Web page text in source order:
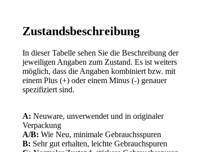
Zustandsbeschreibung
In dieser Tabelle sehen Sie die Beschreibung der
jeweiligen Angaben zum Zustand. Es ist weiters
möglich, dass die Angaben kombiniert bzw. mit
einem Plus (+) oder einem Minus (-) genauer
spezifiziert sind.
A: Neuware, unverwendet und in originaler
Verpackung
A/B: Wie Neu, minimale Gebrauchsspuren
B: Sehr gut erhalten, leichte Gebrauchspuren